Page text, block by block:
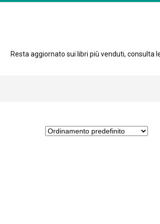
Resta aggiornato sui libri più venduti, consulta